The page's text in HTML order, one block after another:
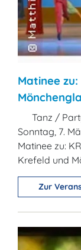
Matinee
Tanz /
Sonntag, 7.
Matinee zu:
Krefeld und
Zur